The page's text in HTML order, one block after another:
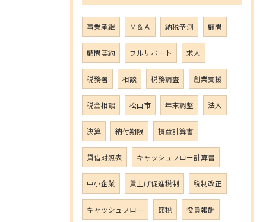
事業承継 Ｍ＆Ａ 納税予測 顧問
顧問契約 フルサポート 求人
税務署 相談 税務調査 創業支援
税金相談 松山市 年末調整 法人
決算 納付期限 損益計算書
貸借対照表 キャッシュフロー計算書
中小企業 賃上げ促進税制 税制改正
キャッシュフロー 節税 役員報酬